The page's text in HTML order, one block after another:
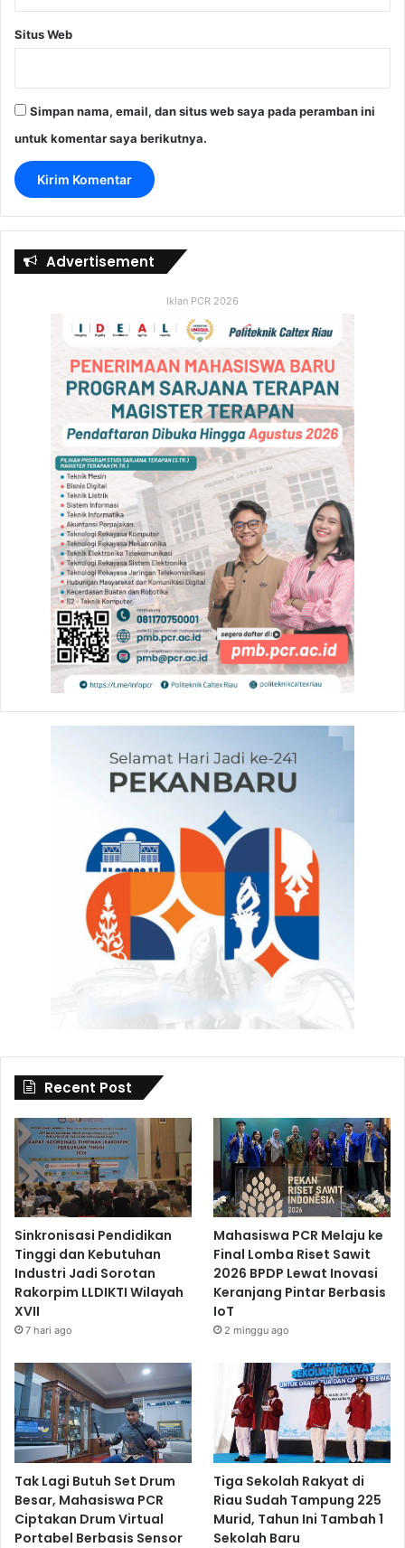
Situs Web
Simpan nama, email, dan situs web saya pada peramban ini
untuk komentar saya berikutnya.
Advertisement
Iklan PCR 2026
Recent Post
Sinkronisasi Pendidikan
Tinggi dan Kebutuhan
Industri Jadi Sorotan
Rakorpim LLDIKTI Wilayah
XVII
7 hari ago
Mahasiswa PCR Melaju ke
Final Lomba Riset Sawit
2026 BPDP Lewat Inovasi
Keranjang Pintar Berbasis
IoT
2 minggu ago
Tak Lagi Butuh Set Drum
Besar, Mahasiswa PCR
Ciptakan Drum Virtual
Portabel Berbasis Sensor
Tiga Sekolah Rakyat di
Riau Sudah Tampung 225
Murid, Tahun Ini Tambah 1
Sekolah Baru